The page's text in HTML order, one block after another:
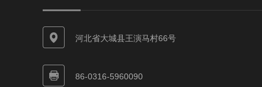
河北省大城县王演马村66号
86-0316-5960090